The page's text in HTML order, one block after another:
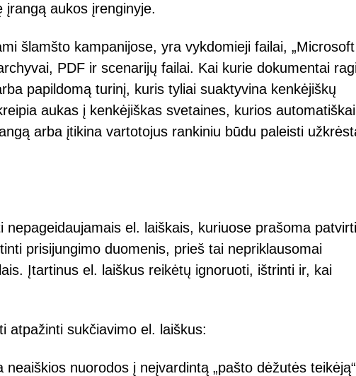
įrangą aukos įrenginyje.
šlamšto kampanijose, yra vykdomieji failai, „Microsoft
PDF ir scenarijų failai. Kai kurie dokumentai
papildomą turinį, kuris tyliai suaktyvina kenkėjiškų
aukas į kenkėjiškas svetaines, kurios automatiškai
arba įtikina vartotojus rankiniu būdu paleisti
el. laiškais, kuriuose prašoma
prisijungimo duomenis, prieš tai nepriklausomai
Įtartinus el. laiškus reikėtų ignoruoti, ištrinti ir, kai
atpažinti sukčiavimo el. laiškus:
nuorodos į neįvardintą „pašto dėžutės teikėją“